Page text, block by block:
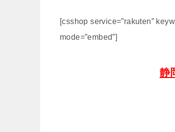
[csshop service=”rakuten”
mode=”embed”]
静